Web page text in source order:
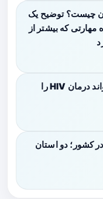
چیست؟ توضیح یک
که بیشتر از
قرص آزمایشی که می‌تواند درمان HIV را
کشور؛ دو استان